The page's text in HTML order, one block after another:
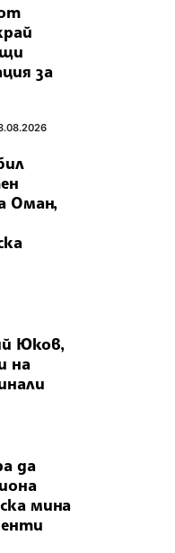
за
Оман,
Юков,
на
да
мина